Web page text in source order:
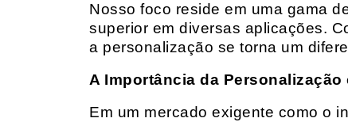
Nosso foco reside em uma gama
superior em diversas aplicações.
a personalização se torna um
A Importância da
Em um mercado exigente como o